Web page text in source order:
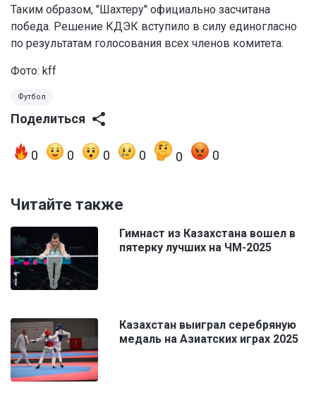
Таким образом, "Шахтеру" официально засчитана
победа. Решение КДЭК вступило в силу единогласно
по результатам голосования всех членов комитета.
Фото: kff
Футбол
Поделиться
0 0 0 0 0 0
Читайте также
Гимнаст из Казахстана вошел в
пятерку лучших на ЧМ-2025
Казахстан выиграл серебряную
медаль на Азиатских играх 2025